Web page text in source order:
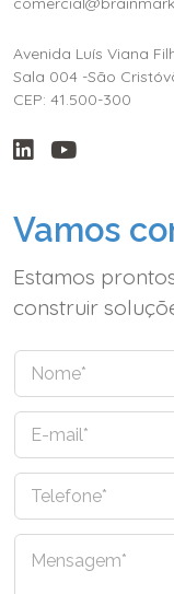
Avenida Luís Viana
Sala 004 -São
CEP: 41.500-300
Vamos
Estamos
construir
o
-
e